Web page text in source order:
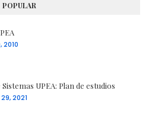
POPULAR
2010
UPEA: Plan de estudios
29, 2021